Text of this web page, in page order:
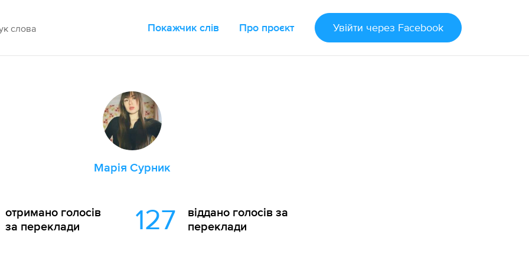
Покажчик слів Про проєкт Увійти через Facebook
Марія Сурник
отримано голосів
за переклади
127
віддано голосів за
переклади